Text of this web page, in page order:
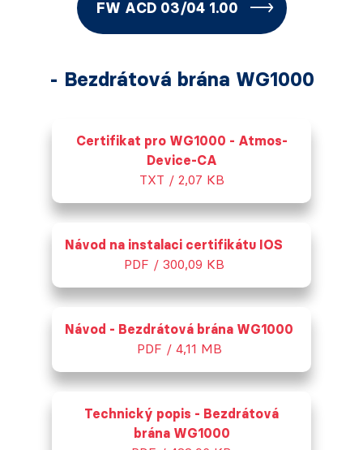
FW ACD 03/04 1.00
- Bezdrátová brána WG1000
Certifikat pro WG1000 - Atmos-
Device-CA
TXT / 2,07 KB
Návod na instalaci certifikátu IOS
PDF / 300,09 KB
Návod - Bezdrátová brána WG1000
PDF / 4,11 MB
Technický popis - Bezdrátová
brána WG1000